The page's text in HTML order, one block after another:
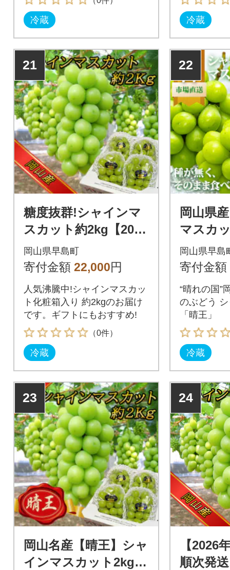
冷蔵 冷蔵
21
糖度抜群!シャインマ
スカット約2kg【2026
年8月中旬～順次発
送】ギフトにも岡山
岡山県早島町
寄付金額 22,000円
人気沸騰中!シャインマスカッ
ト化粧箱入り 約2kgのお届け
です。ギフトにもおすすめ!
（0件）
冷蔵
22
岡山県
マスカ
房(1房
約2kg)
岡山県早島
寄付金額
“晴れの国”
のぶどう
「晴王」
冷蔵
23
岡山名産【晴王】シャ
インマスカット2kg!
24
【2026
順次発